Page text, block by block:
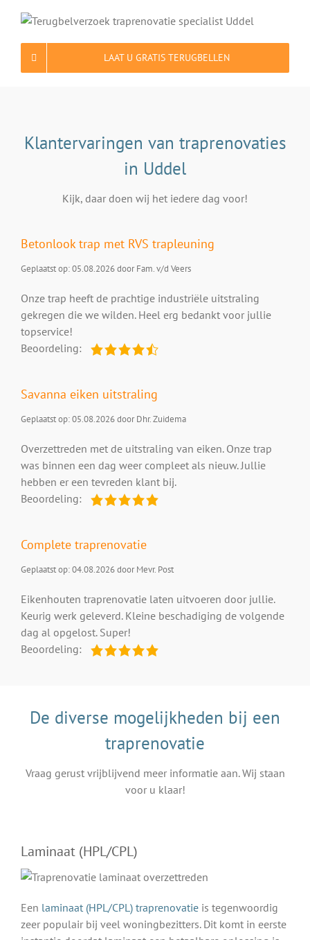
LAAT U GRATIS TERUGBELLEN
Klantervaringen van traprenovaties
in Uddel
Kijk, daar doen wij het iedere dag voor!
Betonlook trap met RVS trapleuning
Geplaatst op: 05.08.2026 door Fam. v/d Veers
Onze trap heeft de prachtige industriële uitstraling
gekregen die we wilden. Heel erg bedankt voor jullie
topservice!
Beoordeling:
Savanna eiken uitstraling
Geplaatst op: 05.08.2026 door Dhr. Zuidema
Overzettreden met de uitstraling van eiken. Onze trap
was binnen een dag weer compleet als nieuw. Jullie
hebben er een tevreden klant bij.
Beoordeling:
Complete traprenovatie
Geplaatst op: 04.08.2026 door Mevr. Post
Eikenhouten traprenovatie laten uitvoeren door jullie.
Keurig werk geleverd. Kleine beschadiging de volgende
dag al opgelost. Super!
Beoordeling:
De diverse mogelijkheden bij een
traprenovatie
Vraag gerust vrijblijvend meer informatie aan. Wij staan
voor u klaar!
Laminaat (HPL/CPL)
Een laminaat (HPL/CPL) traprenovatie is tegenwoordig
zeer populair bij veel woningbezitters. Dit komt in eerste